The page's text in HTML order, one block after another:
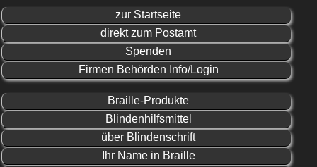
zur Startseite
direkt zum Postamt
Spenden
Firmen Behörden Info/Login
Braille-Produkte
Blindenhilfsmittel
über Blindenschrift
Ihr Name in Braille